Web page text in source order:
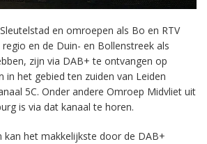
en omroepen als Bo en RTV
en de Duin- en Bollenstreek als
zijn via DAB+ te ontvangen op
in het gebied ten zuiden van Leiden
5C. Onder andere Omroep Midvliet uit
is via dat kanaal te horen.
kan het makkelijkste door de DAB+